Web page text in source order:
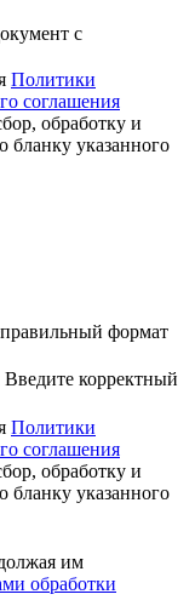
с
Политики
соглашения
обработку и
бланку указанного
формат
Введите корректный
Политики
соглашения
обработку и
бланку указанного
им
обработки